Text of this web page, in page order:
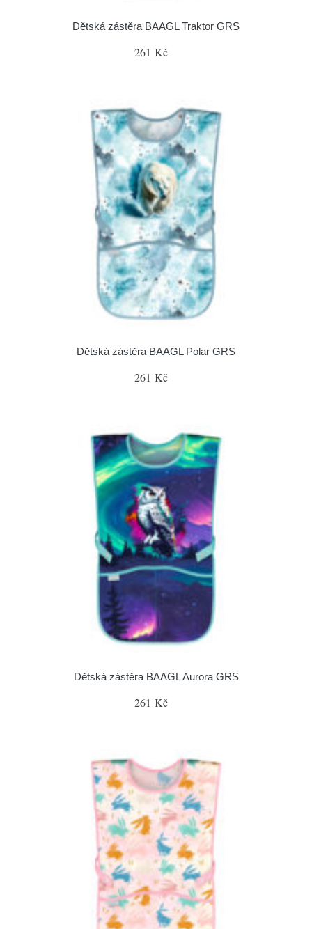
Dětská zástěra BAAGL Traktor GRS
261 Kč
Dětská zástěra BAAGL Polar GRS
261 Kč
Dětská zástěra BAAGL Aurora GRS
261 Kč